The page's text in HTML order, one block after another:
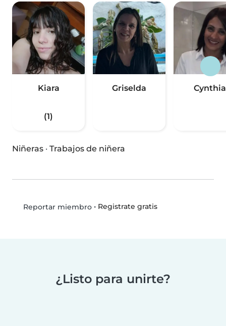
Kiara
(1)
Griselda Cynthia
Niñeras · Trabajos de niñera
Reportar miembro• Registrate gratis
¿Listo para unirte?